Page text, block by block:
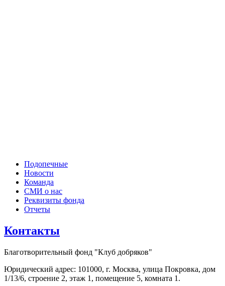
Подопечные
Новости
Команда
СМИ о нас
Реквизиты фонда
Отчеты
Контакты
Благотворительный фонд "Клуб добряков"
Юридический адрес: 101000, г. Москва, улица Покровка, дом
1/13/6, строение 2, этаж 1, помещение 5, комната 1.